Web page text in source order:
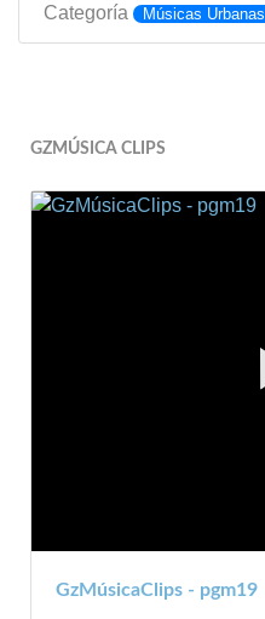
Categoría Músicas Urbanas
GZMÚSICA CLIPS
GzMúsicaClips - pgm19